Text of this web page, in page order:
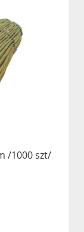
/1000 szt/